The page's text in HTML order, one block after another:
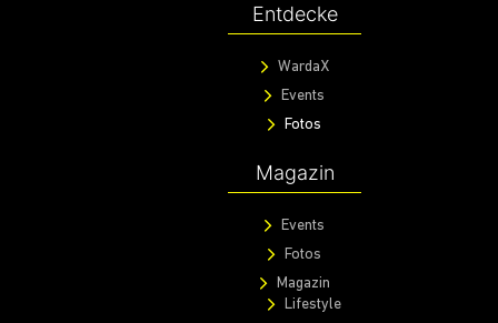
Entdecke
WardaX
Events
Fotos
Magazin
Events
Fotos
Magazin
Lifestyle